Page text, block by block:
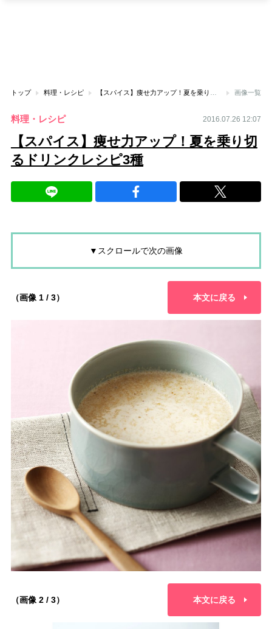
トップ 料理・レシピ 画像一覧
料理・レシピ 2016.07.26 12:07
【スパイス】痩せ力アップ！夏を乗り切
るドリンクレシピ3種
▼スクロールで次の画像
（画像 1 / 3） 本文に戻る
（画像 2 / 3） 本文に戻る